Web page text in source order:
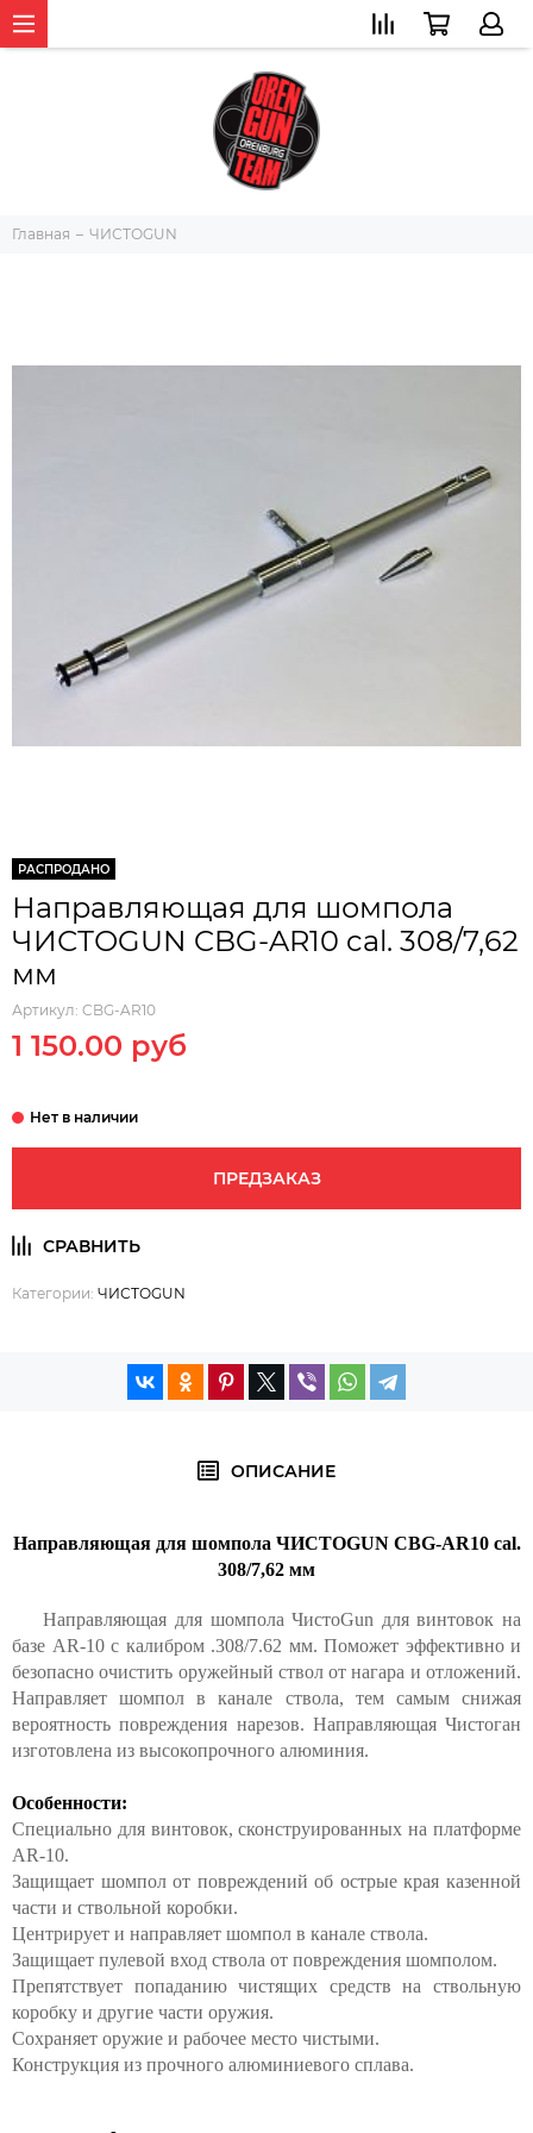
Главная ЧИСТОGUN
РАСПРОДАНО
Направляющая для шомпола
ЧИСТОGUN CBG-AR10 cal. 308/7,62
мм
Артикул: CBG-AR10
1 150.00 руб
ПРЕДЗАКАЗ
Категории: ЧИСТОGUN
ОПИСАНИЕ
Направляющая для шомпола ЧИСТОGUN CBG-AR10 cal.
308/7,62 мм
Направляющая для шомпола ЧистоGun для винтовок на
базе AR-10 с калибром .308/7.62 мм. Поможет эффективно и
безопасно очистить оружейный ствол от нагара и отложений.
Направляет шомпол в канале ствола, тем самым снижая
вероятность повреждения нарезов. Направляющая Чистоган
изготовлена из высокопрочного алюминия.
Особенности:
Специально для винтовок, сконструированных на платформе
AR-10.
Защищает шомпол от повреждений об острые края казенной
части и ствольной коробки.
Центрирует и направляет шомпол в канале ствола.
Защищает пулевой вход ствола от повреждения шомполом.
Препятствует попаданию чистящих средств на ствольную
коробку и другие части оружия.
Сохраняет оружие и рабочее место чистыми.
Конструкция из прочного алюминиевого сплава.